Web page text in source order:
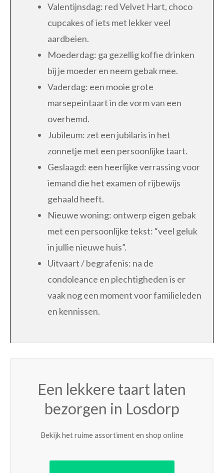
Valentijnsdag: red Velvet Hart, choco
cupcakes of iets met lekker veel
aardbeien.
Moederdag: ga gezellig koffie drinken
bij je moeder en neem gebak mee.
Vaderdag: een mooie grote
marsepeintaart in de vorm van een
overhemd.
Jubileum: zet een jubilaris in het
zonnetje met een persoonlijke taart.
Geslaagd: een heerlijke verrassing voor
iemand die het examen of rijbewijs
gehaald heeft.
Nieuwe woning: ontwerp eigen gebak
met een persoonlijke tekst: “veel geluk
in jullie nieuwe huis”.
Uitvaart / begrafenis: na de
condoleance en plechtigheden is er
vaak nog een moment voor familieleden
en kennissen.
Een lekkere taart laten
bezorgen in Losdorp
Bekijk het ruime assortiment en shop online